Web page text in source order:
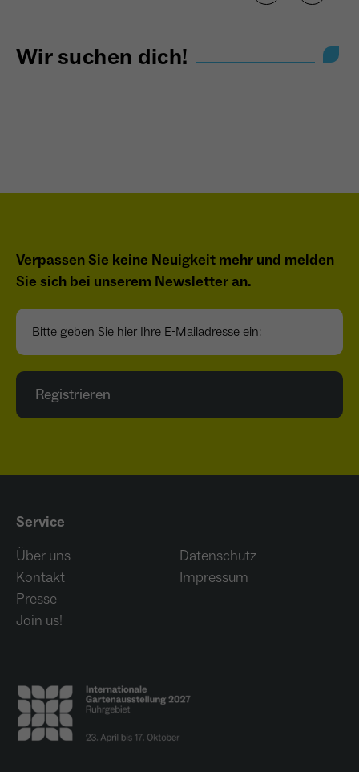
Wir suchen dich!
Verpassen Sie keine Neuigkeit mehr und melden
Sie sich bei unserem Newsletter an.
Bitte geben Sie hier Ihre E-Mailadresse ein:
Registrieren
Service
Über uns
Kontakt
Presse
Join us!
Datenschutz
Impressum